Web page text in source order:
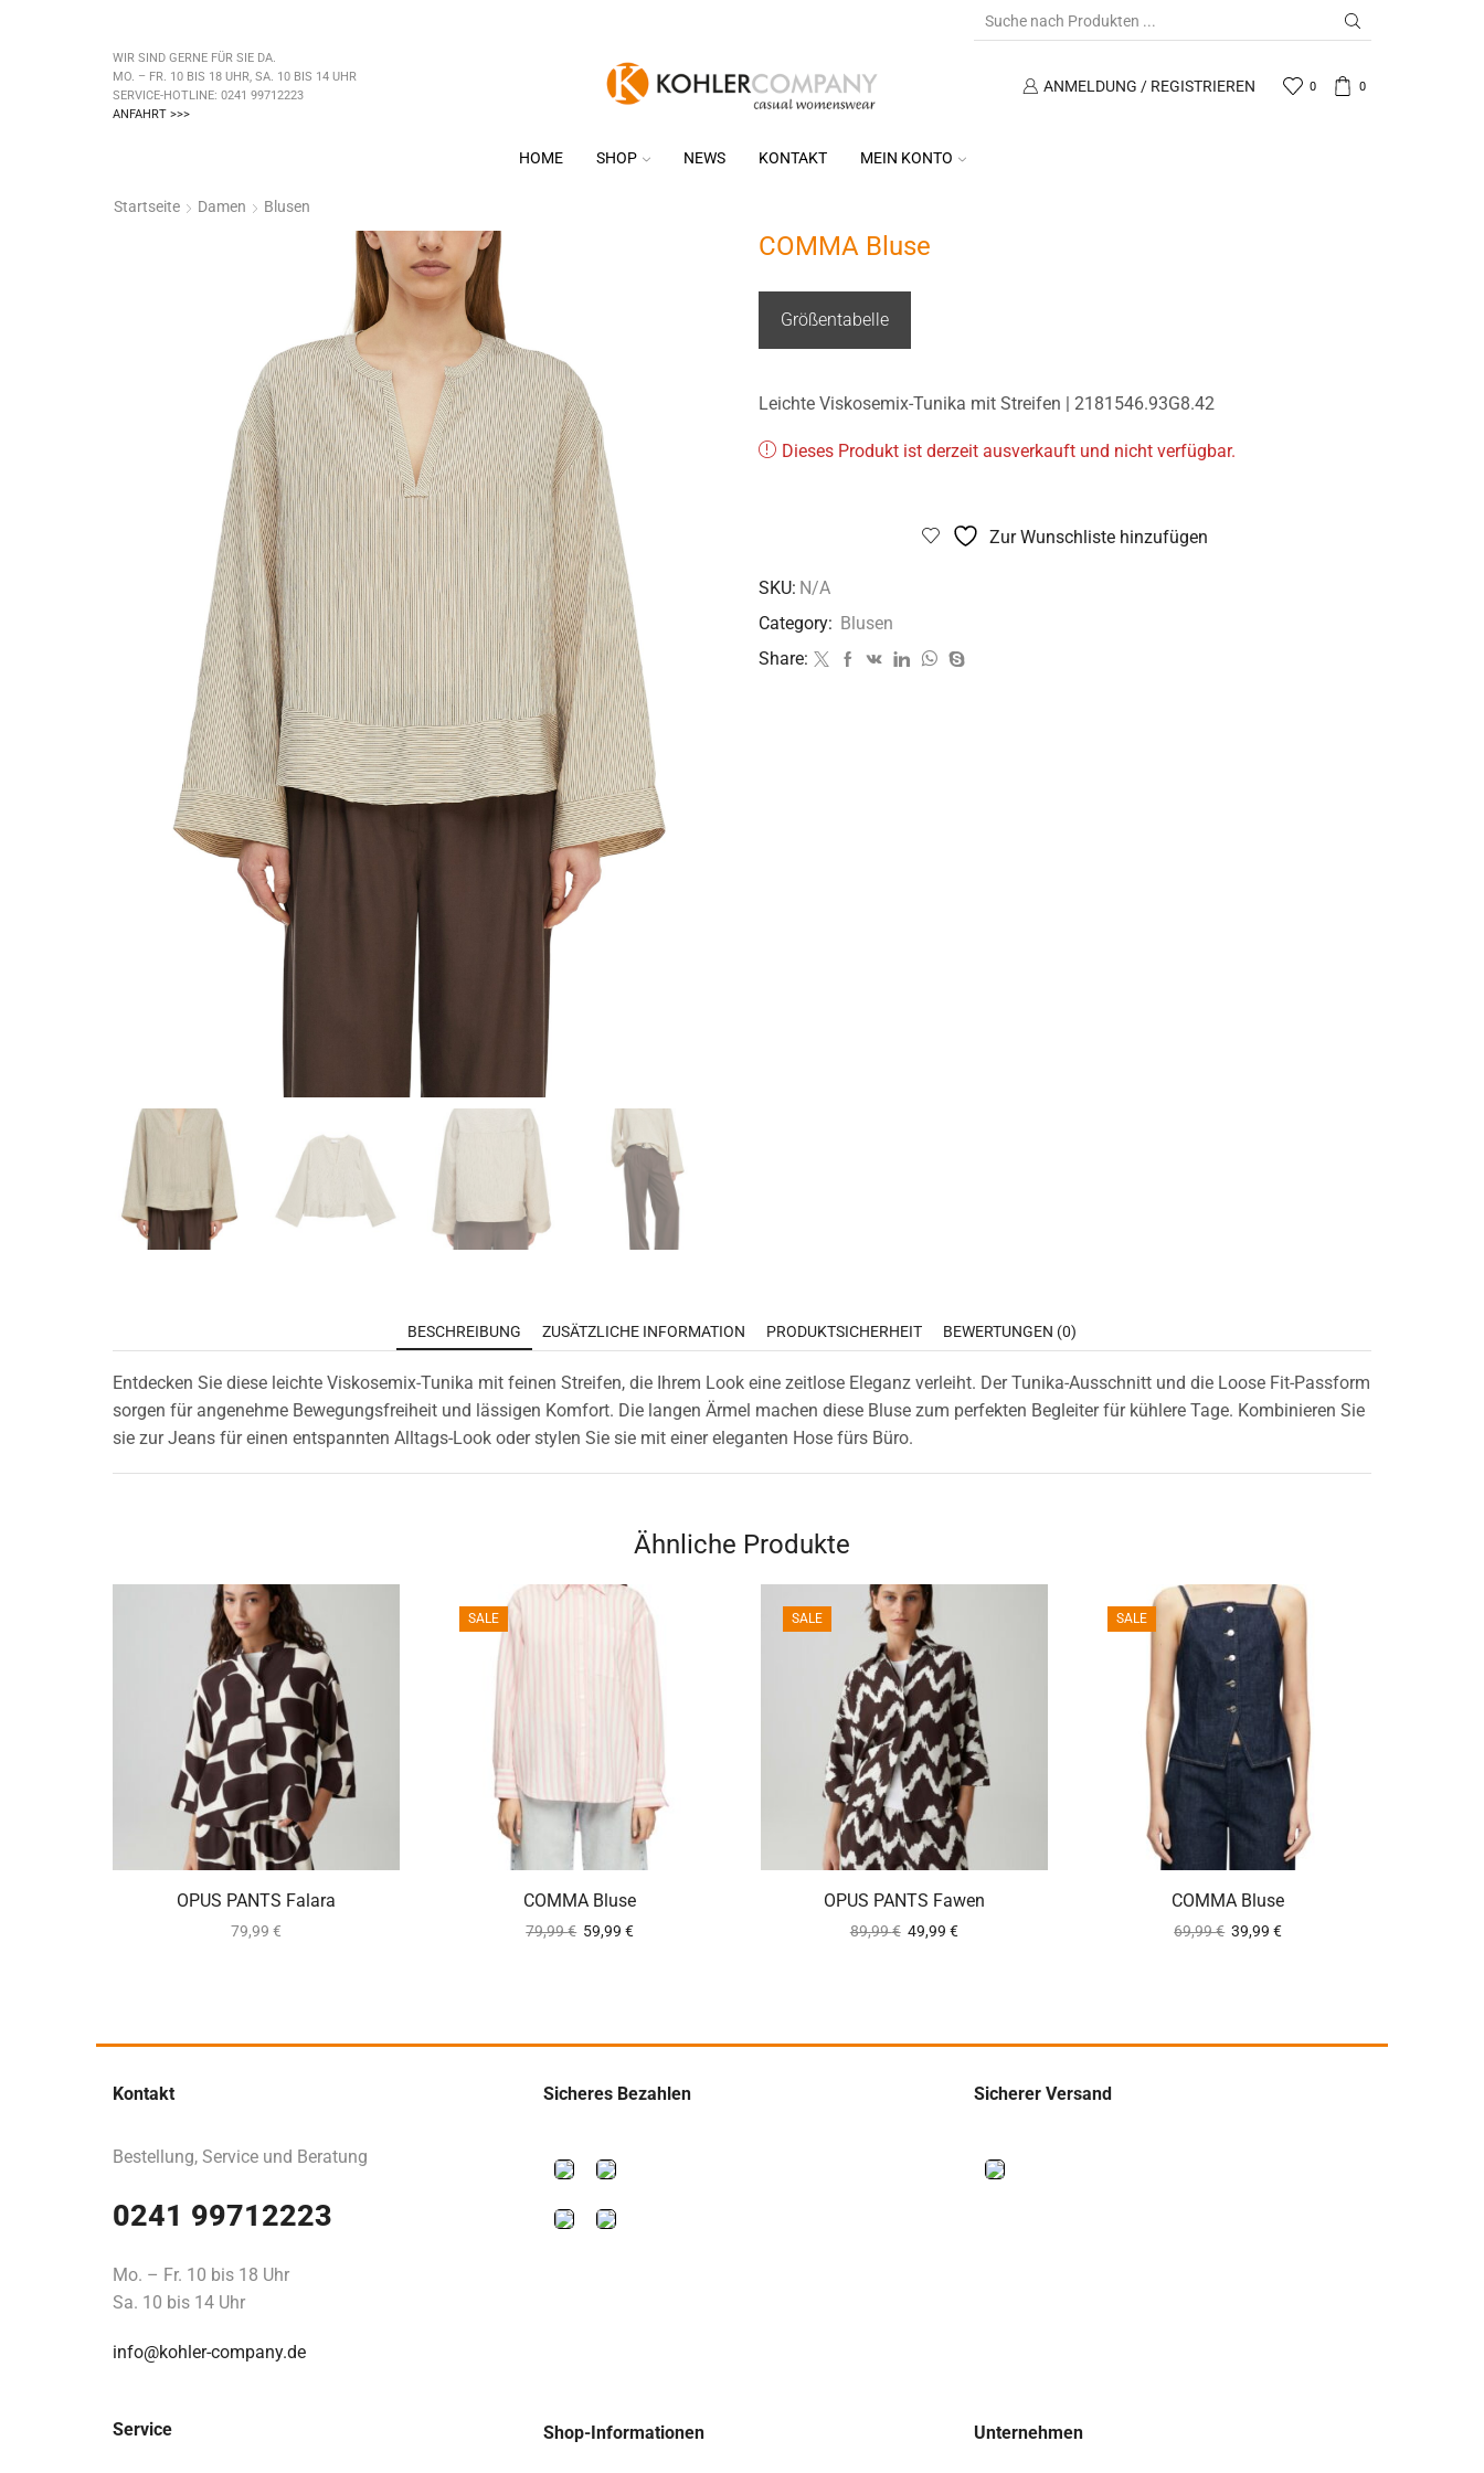
WIR SIND GERNE FÜR SIE DA.
MO. – FR. 10 BIS 18 UHR, SA. 10 BIS 14 UHR
SERVICE-HOTLINE: 0241 99712223
ANFAHRT >>>
ANMELDUNG / REGISTRIEREN 0 0
HOME SHOP NEWS KONTAKT MEIN KONTO
Startseite Damen Blusen
COMMA Bluse
Größentabelle
Leichte Viskosemix-Tunika mit Streifen | 2181546.93G8.42
Dieses Produkt ist derzeit ausverkauft und nicht verfügbar.
Zur Wunschliste hinzufügen
SKU: N/A
Category: Blusen
Share:
BESCHREIBUNG ZUSÄTZLICHE INFORMATION PRODUKTSICHERHEIT BEWERTUNGEN (0)
Entdecken Sie diese leichte Viskosemix-Tunika mit feinen Streifen, die Ihrem Look eine zeitlose Eleganz verleiht. Der Tunika-Ausschnitt und die Loose Fit-Passform
sorgen für angenehme Bewegungsfreiheit und lässigen Komfort. Die langen Ärmel machen diese Bluse zum perfekten Begleiter für kühlere Tage. Kombinieren Sie
sie zur Jeans für einen entspannten Alltags-Look oder stylen Sie sie mit einer eleganten Hose fürs Büro.
Ähnliche Produkte
ca. 2-5 Werktage
OPUS PANTS Falara
79,99 €
SALE
ca. 2-5 Werktage
COMMA Bluse
79,99€ 59,99€
SALE
ca. 2-5 Werktage
OPUS PANTS Fawen
89,99€ 49,99 €
SALE
ca. 2-5 Werktage
COMMA Bluse
69,99€ 39,99€
Kontakt
Bestellung, Service und Beratung
0241 99712223
Mo. – Fr. 10 bis 18 Uhr
Sa. 10 bis 14 Uhr
info@kohler-company.de
Service
Sicheres Bezahlen
Shop-Informationen
Sicherer Versand
Unternehmen